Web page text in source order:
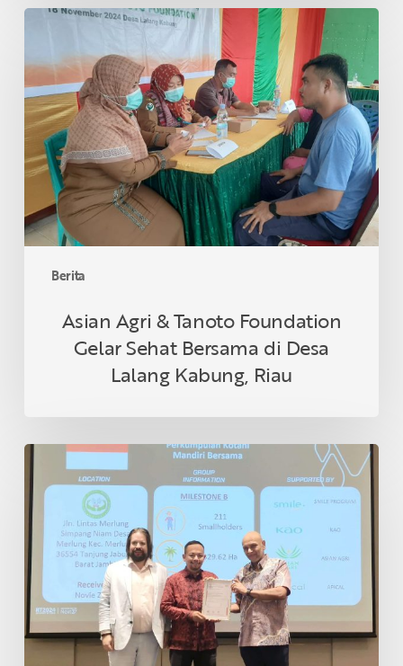
Berita
Asian
&
Tanoto
Foundation
Gelar
Sehat
Bersama
Desa
Lalang
Kabung,
Asian Agri & Tanoto Foundation
Gelar Sehat Bersama di Desa
Lalang Kabung, Riau
Petani
Swadaya
Indonesia
Raih
Sertifikasi
RSPO
di
Thailand